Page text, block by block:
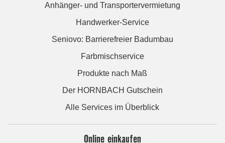
Anhänger- und Transportervermietung
Handwerker-Service
Seniovo: Barrierefreier Badumbau
Farbmischservice
Produkte nach Maß
Der HORNBACH Gutschein
Alle Services im Überblick
Online einkaufen